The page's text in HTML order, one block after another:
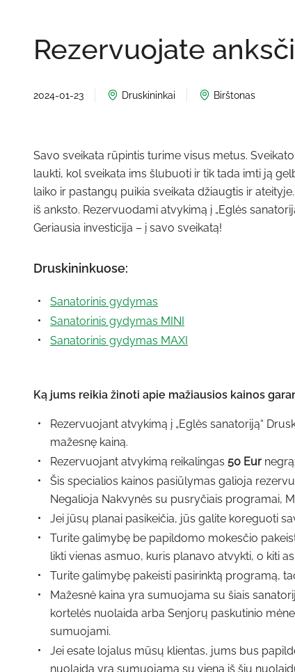
Rezervuojate
2024-01-23 Druskininkai Birštonas
Savo sveikata rūpintis turime visus metus.
laukti, kol sveikata ims šlubuoti ir tik tada imti ją
laiko ir pastangų puikia sveikata džiaugtis ir
iš anksto. Rezervuodami atvykimą į „Eglės
Geriausia investicija – į savo sveikatą!
Druskininkuose:
Sanatorinis gydymas
Sanatorinis gydymas MINI
Sanatorinis gydymas MAXI
Ką jums reikia žinoti apie mažiausios kainos
Rezervuojant atvykimą į „Eglės sanatoriją“
mažesnę kainą.
Rezervuojant atvykimą reikalingas 50 Eur
Šis specialios kainos pasiūlymas galioja
Negalioja Nakvynės su pusryčiais programai,
Jei jūsų planai pasikeičia, jūs galite koreguoti
Turite galimybę be papildomo mokesčio
likti vienas asmuo, kuris planavo atvykti, o kiti
Turite galimybę pakeisti pasirinktą programą,
Mažesnė kaina yra sumuojama su šiais
kortelės nuolaida arba Senjorų paskutinio
sumuojami.
Jei esate lojalus mūsų klientas, jums bus
nuolaida yra sumuojama su viena iš šių